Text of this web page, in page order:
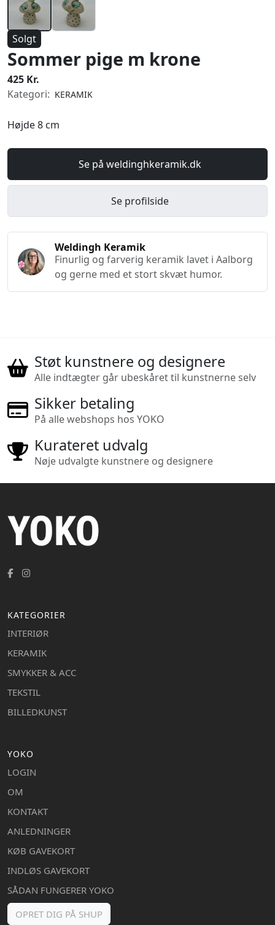
Solgt
Sommer pige m krone
425 Kr.
Kategori: KERAMIK
Højde 8 cm
Se på weldinghkeramik.dk
Se profilside
Weldingh Keramik
Finurlig og farverig keramik lavet i Aalborg
og gerne med et stort skvæt humor.
Støt kunstnere og designere
Alle indtægter går ubeskåret til kunstnerne selv
Sikker betaling
På alle webshops hos YOKO
Kurateret udvalg
Nøje udvalgte kunstnere og designere
KATEGORIER
INTERIØR
KERAMIK
SMYKKER & ACC
TEKSTIL
BILLEDKUNST
YOKO
LOGIN
OM
KONTAKT
ANLEDNINGER
KØB GAVEKORT
INDLØS GAVEKORT
SÅDAN FUNGERER YOKO
OPRET DIG PÅ SHUP